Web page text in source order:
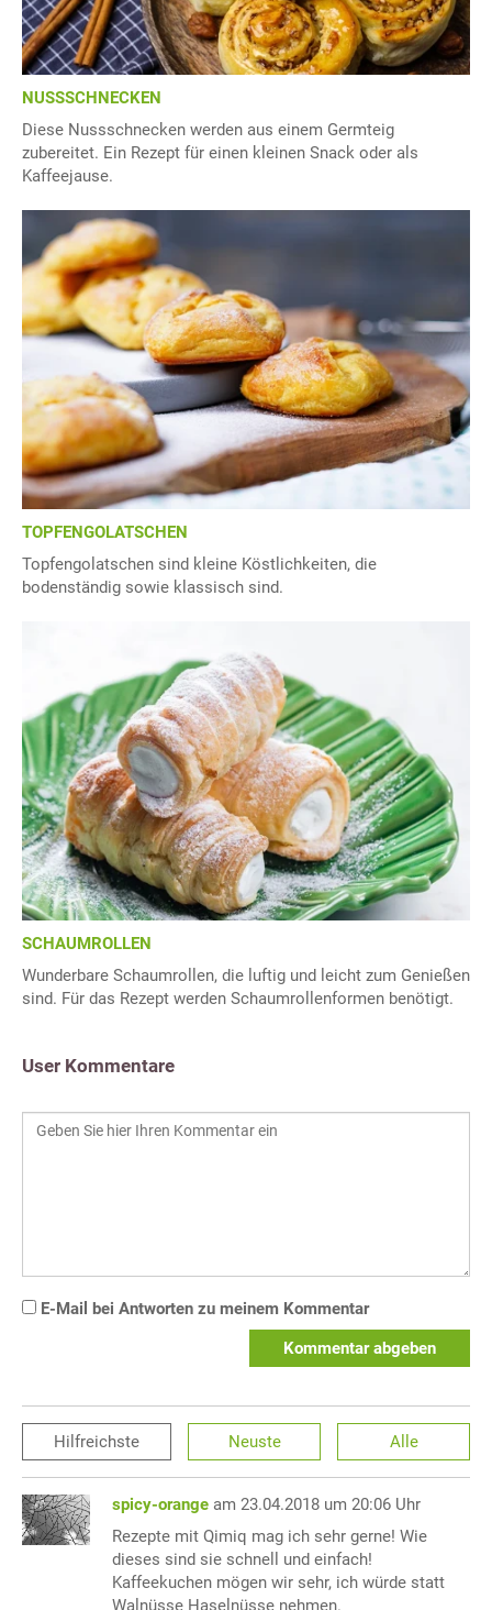
NUSSSCHNECKEN
Diese Nussschnecken werden aus einem Germteig
zubereitet. Ein Rezept für einen kleinen Snack oder als
Kaffeejause.
TOPFENGOLATSCHEN
Topfengolatschen sind kleine Köstlichkeiten, die
bodenständig sowie klassisch sind.
SCHAUMROLLEN
Wunderbare Schaumrollen, die luftig und leicht zum Genießen
sind. Für das Rezept werden Schaumrollenformen benötigt.
User Kommentare
E-Mail bei Antworten zu meinem Kommentar
Kommentar abgeben
Hilfreichste Neuste Alle
spicy-orange am 23.04.2018 um 20:06 Uhr
Rezepte mit Qimiq mag ich sehr gerne! Wie
dieses sind sie schnell und einfach!
Kaffeekuchen mögen wir sehr, ich würde statt
Walnüsse Haselnüsse nehmen.